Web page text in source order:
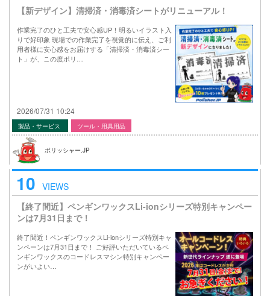
【新デザイン】清掃済・消毒済シートがリニューアル！
作業完了のひと工夫で安心感UP！明るいイラスト入
りで好印象 現場での作業完了を視覚的に伝え、ご利
用者様に安心感をお届けする「清掃済・消毒済シー
ト」が、この度ポリ…
2026/07/31 10:24
製品・サービス ツール・用具用品
ポリッシャー.JP
10 VIEWS
【終了間近】ペンギンワックスLi-ionシリーズ特別キャンペー
ンは7月31日まで！
終了間近！ペンギンワックスLi-ionシリーズ特別キャ
ンペーンは7月31日まで！ ご好評いただいているペ
ンギンワックスのコードレスマシン特別キャンペー
ンがいよい…